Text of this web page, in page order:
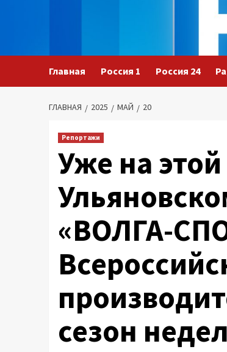
Главная Россия 1 Россия 24
ГЛАВНАЯ 2025 МАЙ 20
Репортажи
Уже на
«ВОЛГА-
сезон